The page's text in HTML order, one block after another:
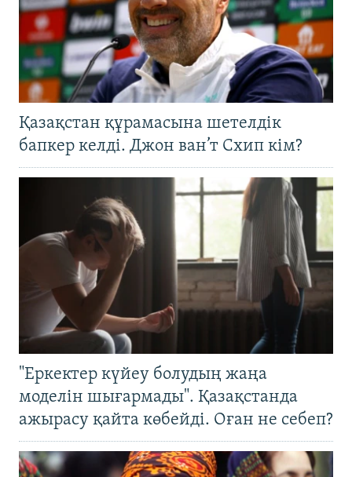
Қазақстан құрамасына шетелдік
бапкер келді. Джон ван’т Схип кім?
"Еркектер күйеу болудың жаңа
моделін шығармады". Қазақстанда
ажырасу қайта көбейді. Оған не себеп?